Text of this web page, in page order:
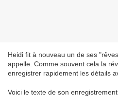
Heidi fit à nouveau un de ses
appelle. Comme souvent cela la
enregistrer rapidement les détails
Voici le texte de son